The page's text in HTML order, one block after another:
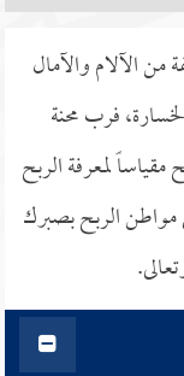
الآلام والآمال
فرب محنة
لمعرفة الربح
مواطن الربح بصبرك